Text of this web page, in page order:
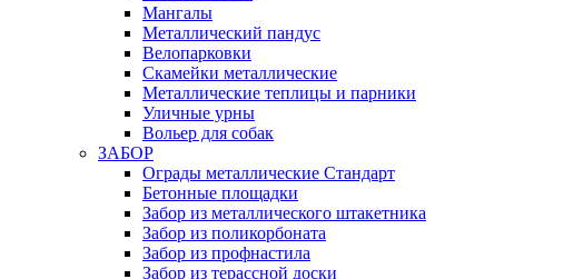
Мангалы
Металлический пандус
Велопарковки
Скамейки металлические
Металлические теплицы и парники
Уличные урны
Вольер для собак
ЗАБОР
Ограды металлические Стандарт
Бетонные площадки
Забор из металлического штакетника
Забор из поликорбоната
Забор из профнастила
Забор из терассной доски